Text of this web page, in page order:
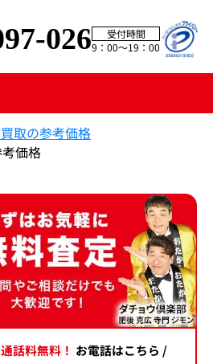
026
受付時間
9：00〜19：00
取の参考価格
価格
通話料無料！ お電話はこちら /